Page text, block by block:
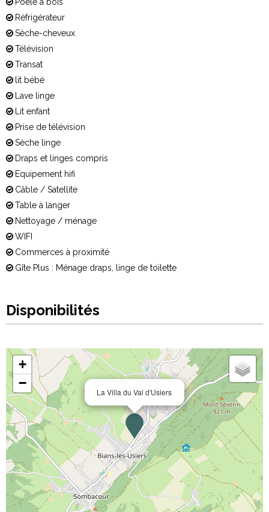
Réfrigérateur
Sèche-cheveux
Télévision
Transat
lit bébé
Lave linge
Lit enfant
Prise de télévision
Sèche linge
Draps et linges compris
Equipement hifi
Câble / Satellite
Table à langer
Nettoyage / ménage
WIFI
Commerces à proximité
Gîte Plus : Ménage draps, linge de toilette
Disponibilités
La Villa du Val d'Usiers
+
−